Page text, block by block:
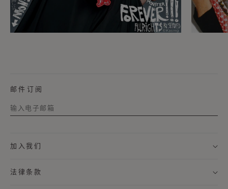
邮件订阅
加入我们
法律条款